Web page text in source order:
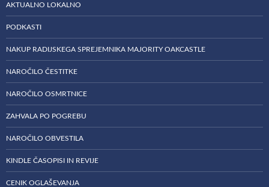
AKTUALNO LOKALNO
PODKASTI
NAKUP RADIJSKEGA SPREJEMNIKA MAJORITY OAKCASTLE
NAROČILO ČESTITKE
NAROČILO OSMRTNICE
ZAHVALA PO POGREBU
NAROČILO OBVESTILA
KINDLE ČASOPISI IN REVIJE
CENIK OGLAŠEVANJA